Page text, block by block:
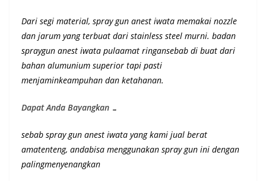
Dari segi material, spray gun anest iwata memakai nozzle
dan jarum yang terbuat dari stainless steel murni. badan
spraygun anest iwata pulaamat ringansebab di buat dari
bahan alumunium superior tapi pasti
menjaminkeampuhan dan ketahanan.
Dapat Anda Bayangkan …
sebab spray gun anest iwata yang kami jual berat
amatenteng, andabisa menggunakan spray gun ini dengan
palingmenyenangkan